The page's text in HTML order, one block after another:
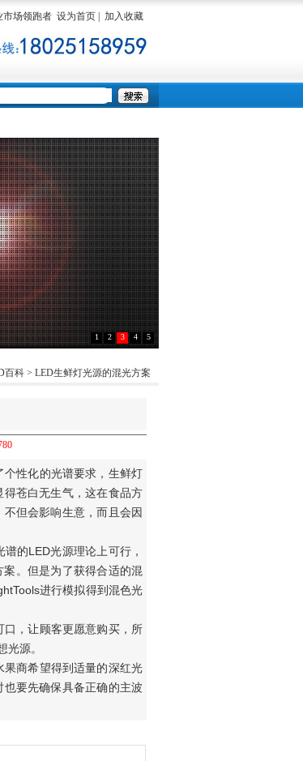
市场领跑者 设为首页 加入收藏
1 2 3 4 5
百科 > LED生鲜灯光源的混光方案
性化的光谱要求，生鲜灯
苍白无生气，这在食品方
但会影响生意，而且会因
的LED光源理论上可行，
。但是为了获得合适的混
进行模拟得到混色光
，让顾客更愿意购买，所
源。
商希望得到适量的深红光
要先确保具备正确的主波